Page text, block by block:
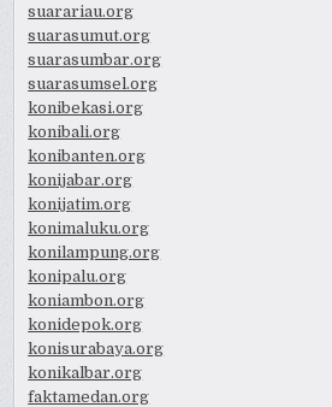
suarariau.org
suarasumut.org
suarasumbar.org
suarasumsel.org
konibekasi.org
konibali.org
konibanten.org
konijabar.org
konijatim.org
konimaluku.org
konilampung.org
konipalu.org
koniambon.org
konidepok.org
konisurabaya.org
konikalbar.org
faktamedan.org